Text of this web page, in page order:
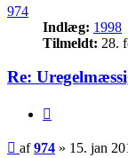
974
Indlæg: 1998
Tilmeldt: 28.
Re:
Indlæg
af974 » 15. jan